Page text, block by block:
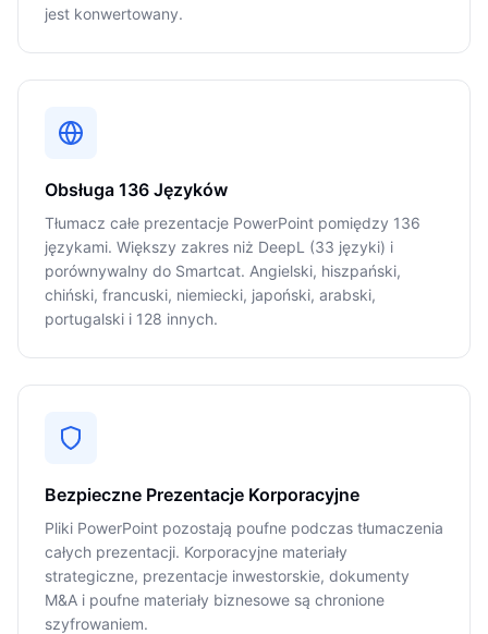
jest konwertowany.
Obsługa 136 Języków
Tłumacz całe prezentacje PowerPoint pomiędzy 136
językami. Większy zakres niż DeepL (33 języki) i
porównywalny do Smartcat. Angielski, hiszpański,
chiński, francuski, niemiecki, japoński, arabski,
portugalski i 128 innych.
Bezpieczne Prezentacje Korporacyjne
Pliki PowerPoint pozostają poufne podczas tłumaczenia
całych prezentacji. Korporacyjne materiały
strategiczne, prezentacje inwestorskie, dokumenty
M&A i poufne materiały biznesowe są chronione
szyfrowaniem.